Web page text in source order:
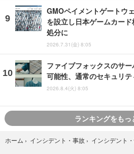
GMOペイメントゲートウ
を設立し日本ゲームカー
処分に
2026.7.31(金) 8:05
ファイブフォックスのサ
可能性、通常のセキュリ
2026.8.4(火) 8:05
ランキングをもっ
ホーム › インシデント・事故 › インシデント